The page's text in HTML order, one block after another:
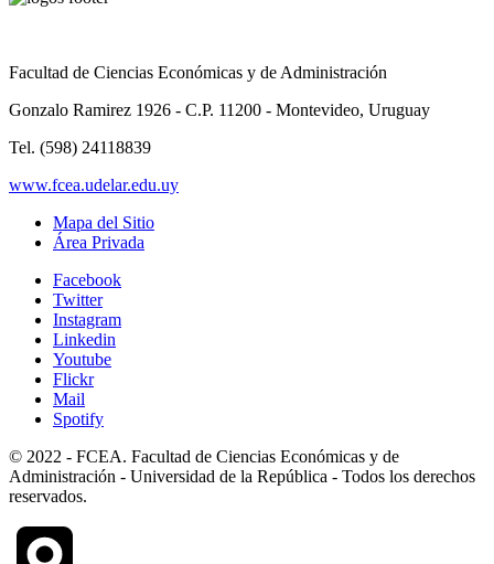
Facultad de Ciencias Económicas y de Administración
Gonzalo Ramirez 1926 - C.P. 11200 - Montevideo, Uruguay
Tel. (598) 24118839
www.fcea.udelar.edu.uy
Mapa del Sitio
Área Privada
Facebook
Twitter
Instagram
Linkedin
Youtube
Flickr
Mail
Spotify
© 2022 - FCEA. Facultad de Ciencias Económicas y de
Administración - Universidad de la República - Todos los derechos
reservados.